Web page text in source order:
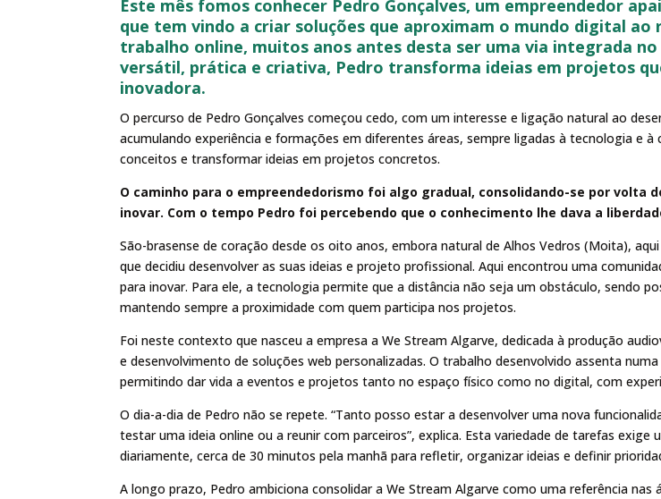
Este mês fomos conhecer Pedro Gonçalves, um empreendedor
que tem vindo a criar soluções que aproximam o mundo digital
trabalho online, muitos anos antes desta ser uma via integrada
versátil, prática e criativa, Pedro transforma ideias em projetos
inovadora.
O percurso de Pedro Gonçalves começou cedo, com um interesse e ligação natural ao
acumulando experiência e formações em diferentes áreas, sempre ligadas à tecnologia e
conceitos e transformar ideias em projetos concretos.
O caminho para o empreendedorismo foi algo gradual, consolidando-se por volta
inovar. Com o tempo Pedro foi percebendo que o conhecimento lhe dava a
São-brasense de coração desde os oito anos, embora natural de Alhos Vedros (Moita),
que decidiu desenvolver as suas ideias e projeto profissional. Aqui encontrou uma
para inovar. Para ele, a tecnologia permite que a distância não seja um obstáculo, sendo
mantendo sempre a proximidade com quem participa nos projetos.
Foi neste contexto que nasceu a empresa a We Stream Algarve, dedicada à produção
e desenvolvimento de soluções web personalizadas. O trabalho desenvolvido assenta
permitindo dar vida a eventos e projetos tanto no espaço físico como no digital, com
O dia-a-dia de Pedro não se repete. “Tanto posso estar a desenvolver uma nova
testar uma ideia online ou a reunir com parceiros”, explica. Esta variedade de tarefas
diariamente, cerca de 30 minutos pela manhã para refletir, organizar ideias e definir
A longo prazo, Pedro ambiciona consolidar a We Stream Algarve como uma referência